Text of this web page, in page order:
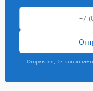
Отправляя, Вы